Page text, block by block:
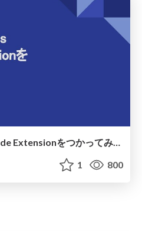
Twilio Serverless VSCode Extensionをつかってみた
1 800